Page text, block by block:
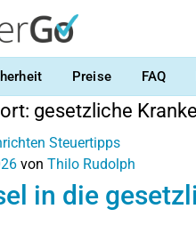
Preise FAQ
gesetzliche
Steuertipps
von Thilo Rudolph
in die